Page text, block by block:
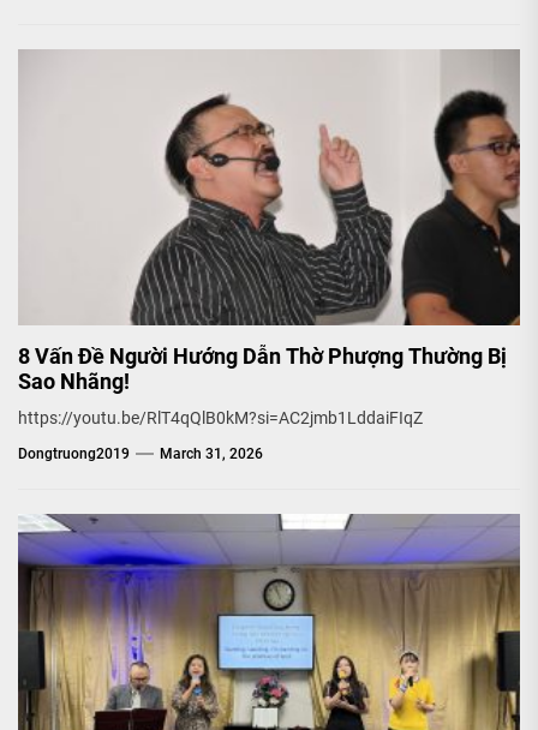
8 Vấn Đề Người Hướng Dẫn Thờ Phượng Thường Bị
Sao Nhãng!
https://youtu.be/RlT4qQlB0kM?si=AC2jmb1LddaiFIqZ
Dongtruong2019 March 31, 2026